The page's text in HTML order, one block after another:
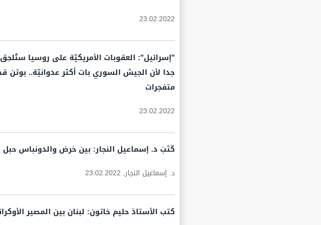
23.02.2022
"إسرائيل": العقوبات الأمريكيّة على روسيا
جدا لأن الجيش السوري بات أكثر عدوانيّة..
متفجرات
23.02.2022
كَتَبَ د. إسماعيل النجار: بين حَرض والدونباس حبل
د. إسماعيل النجار, 23.02.2022
كتب الأستاذ حليم خاتون: لبنان بين المصير